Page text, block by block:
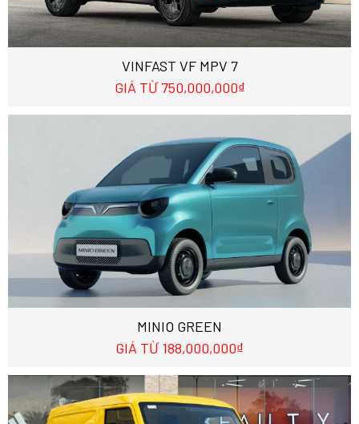
VINFAST VF MPV 7
GIÁ TỪ 750,000,000₫
MINIO GREEN
GIÁ TỪ 188,000,000₫